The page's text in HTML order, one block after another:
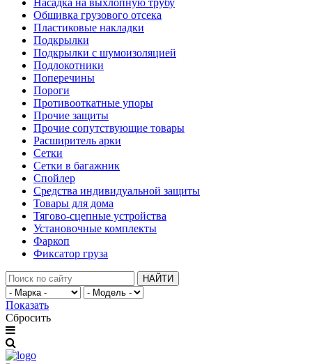
Насадка на выхлопную трубу
Обшивка грузового отсека
Пластиковые накладки
Подкрылки
Подкрылки с шумоизоляцией
Подлокотники
Поперечины
Пороги
Противооткатные упоры
Прочие защиты
Прочие сопутствующие товары
Расширитель арки
Сетки
Сетки в багажник
Спойлер
Средства индивидуальной защиты
Товары для дома
Тягово-сцепные устройства
Установочные комплекты
Фаркоп
Фиксатор груза
НАЙТИ
Показать
Сбросить